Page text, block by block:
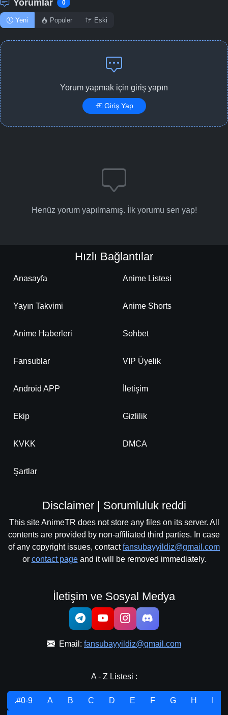
Yorumlar 0
Yeni Popüler Eski
Yorum yapmak için giriş yapın
Giriş Yap
Henüz yorum yapılmamış. İlk yorumu sen yap!
Hızlı Bağlantılar
Anasayfa Anime Listesi
Yayın Takvimi Anime Shorts
Anime Haberleri Sohbet
Fansublar VIP Üyelik
Android APP İletişim
Ekip Gizlilik
KVKK DMCA
Şartlar
Disclaimer | Sorumluluk reddi
This site AnimeTR does not store any files on its server. All
contents are provided by non-affiliated third parties. In case
of any copyright issues, contactfansubayyildiz@gmail.com
or contact pageand it will be removed immediately.
İletişim ve Sosyal Medya
Email: fansubayyildiz@gmail.com
A - Z Listesi :
.#0-9 A B C D E F G H